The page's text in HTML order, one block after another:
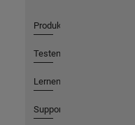
Produkte
Testen oder Kaufen
Lernen
Support